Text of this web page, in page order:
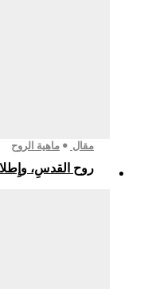
ماهية الروح
روح القدسِ، وإِطلالة